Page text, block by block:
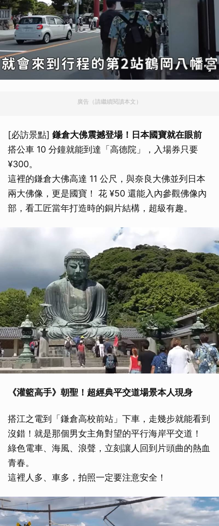
廣告（請繼續閱讀本文）
[必訪景點] 鎌倉大佛震撼登場！日本國寶就在眼前
搭公車 10 分鐘就能到達「高德院」，入場券只要
¥300。
這裡的鎌倉大佛高達 11 公尺，與奈良大佛並列日本
兩大佛像，更是國寶！ 花 ¥50 還能入內參觀佛像內
部，看工匠當年打造時的銅片結構，超級有趣。
《灌籃高手》朝聖！超經典平交道場景本人現身
搭江之電到「鎌倉高校前站」下車，走幾步就能看到
沒錯！就是那個男女主角對望的平行海岸平交道！
綠色電車、海風、浪聲，立刻讓人回到片頭曲的熱血
青春。
這裡人多、車多，拍照一定要注意安全！